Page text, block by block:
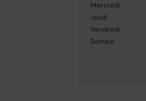
Mercredi
Jeudi
Vendredi
Samedi